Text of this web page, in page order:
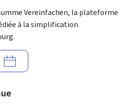
Vereinfachen, la plateforme
à la simplification